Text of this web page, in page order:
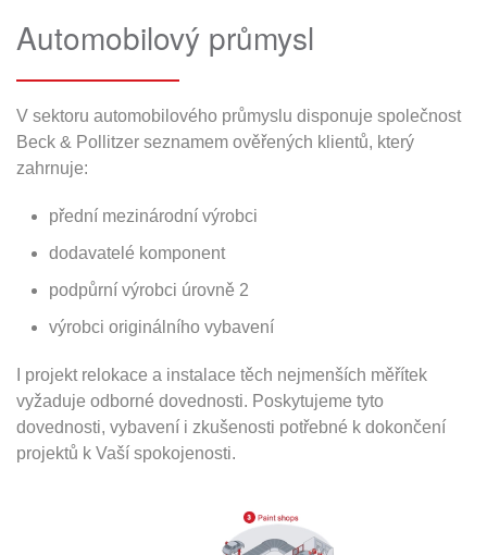
Automobilový průmysl
V sektoru automobilového průmyslu disponuje společnost
Beck & Pollitzer seznamem ověřených klientů, který
zahrnuje:
přední mezinárodní výrobci
dodavatelé komponent
podpůrní výrobci úrovně 2
výrobci originálního vybavení
I projekt relokace a instalace těch nejmenších měřítek
vyžaduje odborné dovednosti. Poskytujeme tyto
dovednosti, vybavení i zkušenosti potřebné k dokončení
projektů k Vaší spokojenosti.